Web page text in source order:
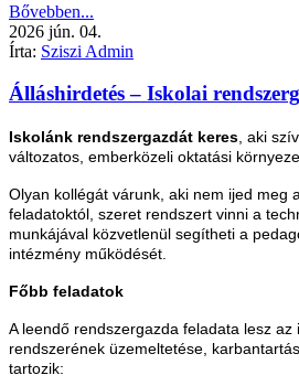
Bővebben...
2026 jún. 04.
Írta: Sziszi Admin
Álláshirdetés – Iskolai
Iskolánk rendszergazdát keres , aki
változatos, emberközeli oktatási
Olyan kollégát várunk, aki nem ijed meg
feladatoktól, szeret rendszert vinni a
munkájával közvetlenül segítheti a
intézmény működését.
Főbb feladatok
A leendő rendszergazda feladata lesz az
rendszerének üzemeltetése,
tartozik: